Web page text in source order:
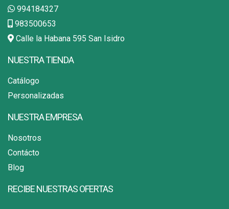
994184327
983500653
Calle la Habana 595 San Isidro
NUESTRA TIENDA
Catálogo
Personalizadas
NUESTRA EMPRESA
Nosotros
Contácto
Blog
RECIBE NUESTRAS OFERTAS